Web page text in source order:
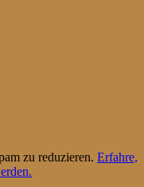
zu reduzieren. Erfahre,